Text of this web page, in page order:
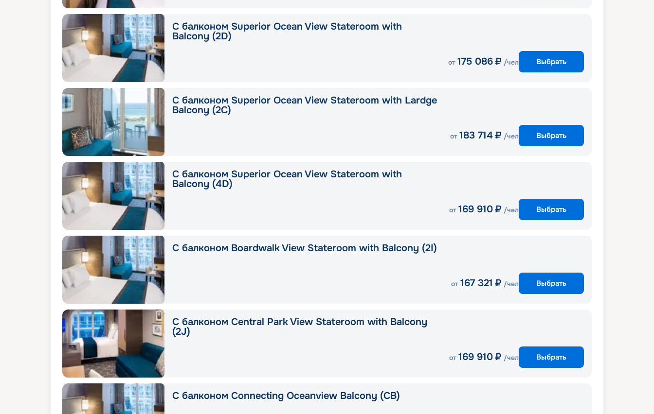
С балконом Superior Ocean View Stateroom with
Balcony (2D)
от 175 086 ₽ /чел Выбрать
С балконом Superior Ocean View Stateroom with Lardge
Balcony (2C)
от 183 714 ₽ /чел Выбрать
С балконом Superior Ocean View Stateroom with
Balcony (4D)
от 169 910 ₽ /чел Выбрать
С балконом Boardwalk View Stateroom with Balcony (2I)
от 167 321 ₽ /чел Выбрать
С балконом Central Park View Stateroom with Balcony
(2J)
от 169 910 ₽ /чел Выбрать
С балконом Connecting Oceanview Balcony (CB)